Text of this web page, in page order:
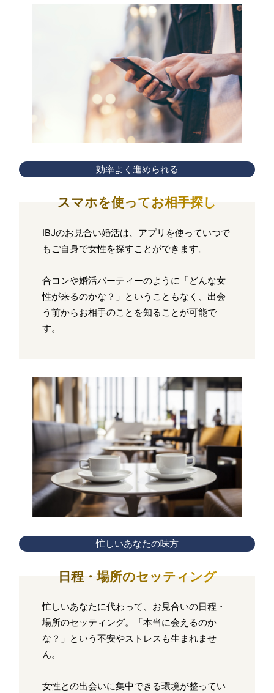
効率よく進められる
スマホを使ってお相手探し
IBJのお見合い婚活は、アプリを使っていつで
もご自身で女性を探すことができます。
合コンや婚活パーティーのように「どんな女
性が来るのかな？」ということもなく、出会
う前からお相手のことを知ることが可能で
す。
忙しいあなたの味方
日程・場所のセッティング
忙しいあなたに代わって、お見合いの日程・
場所のセッティング。「本当に会えるのか
な？」という不安やストレスも生まれませ
ん。
女性との出会いに集中できる環境が整ってい